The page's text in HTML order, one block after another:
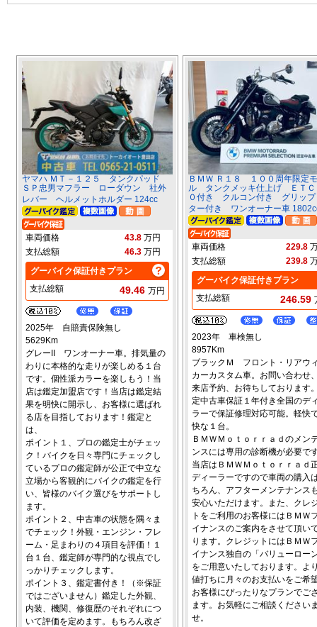
ヤマハ ＭＴ－１２５ タンクパッド
ＳＰ忠男マフラー ローダウン 社外
レバー ヘルメットホルダー 124cc
車両価格 43.8 万円
支払総額
46.3 万円
グーバイク保証付きプラン
支払総額
49.46 万円
2025年 自賠責保険無し
5629Km
グレーII ワンオーナー車。排気量の
わりに本格的な走りが楽しめる１台
です。個性派カラーを楽しもう！当
店は鑑定加盟店です！当店は鑑定結
果を明快に開示し、お客様に選ばれ
る店を目指しております！鑑定と
は、
ポイント１、プロの鑑定士がチェッ
ク！バイクを日々専門にチェックし
ているプロの鑑定師が公正で中立な
立場から客観的にバイクの鑑定を行
い、皆様のバイク選びをサポートし
ます。
ポイント２、中古車の状態を隅々ま
でチェック！外観・エンジン・フレ
ーム・足まわりの４項目を評価！１
台１台、鑑定師が専門的な視点でし
っかりチェックします。
ポイント３、鑑定書付き！（※保証
ではございません）鑑定した外観、
内装、機関、修復歴のそれぞれにつ
いて評価を定めます。もちろん改ざ
ＢＭＷ Ｒ１８ １００周年限定
ル タンクメッキ仕上げ ＥＴＣ
０付き クルコン付き グリップ
ター付き ワンオーナー車
車両価格 229.8
支払総額
239.8
グーバイク保証付きプラン
支払総額
246.59
2023年 車検無し
8957Km
ブラックＭ フロント・リアウ
カーカスタム車。お問い合わせ
来店予約、お待ちしております
定中古車保証１年付き全国のデ
ラーで保証修理対応可能。軽快
快な１台。
ＢＭＷＭｏｔｏｒｒａｄのメン
ンスには専用の診断機が必要で
当店はＢＭＷＭｏｔｏｒｒａｄ
ディーラーですので車両の購入
ちろん、アフターメンテナンス
安心いただけます。また、クレ
トをご利用のお客様にはＢＭＷ
イナンスのご案内をさせて頂い
ります。クレジットにはＢＭＷ
イナンス独自の「バリューロー
をご用意いたしております。よ
値打ちに月々のお支払いをご希
お客様にぴったりなプランでご
ます。お気軽にご相談ください
せ。